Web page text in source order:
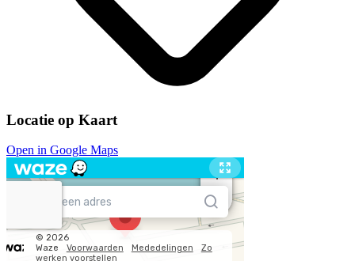
Locatie op Kaart
Open in Google Maps